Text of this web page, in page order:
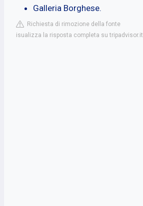
Galleria Borghese.
Richiesta di rimozione della fonte
isualizza la risposta completa su tripadvisor.it